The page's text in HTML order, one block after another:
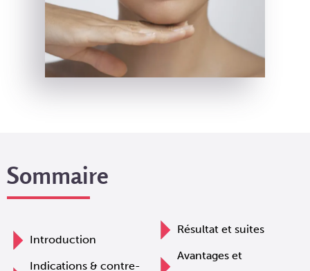
Sommaire
Introduction
Indications & contre-
Résultat et suites
Avantages et